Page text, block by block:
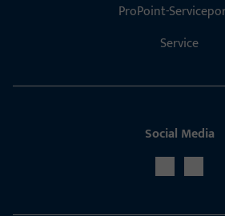
ProPoint-
Service
Social Media